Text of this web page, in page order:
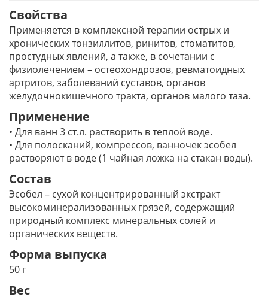
Свойства
Применяется в комплексной терапии острых и
хронических тонзиллитов, ринитов, стоматитов,
простудных явлений, а также, в сочетании с
физиолечением – остеохондрозов, ревматоидных
артритов, заболеваний суставов, органов
желудочно­кишечного тракта, органов малого таза.
Применение
• Для ванн 3 ст.л. растворить в теплой воде.
• Для полосканий, компрессов, ванночек эсобел
растворяют в воде (1 чайная ложка на стакан воды).
Состав
Эсобел – сухой концентрированный экстракт
высокоминерализованных грязей, содержащий
природный комплекс минеральных солей и
органических веществ.
Форма выпуска
50 г
Вес